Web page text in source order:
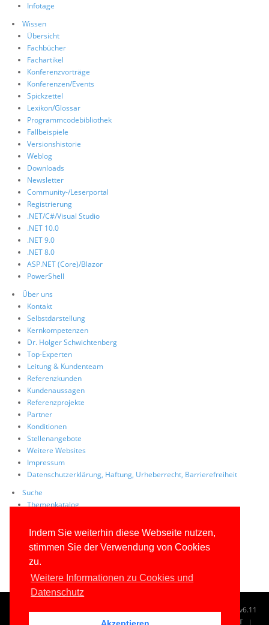
Indem Sie weiterhin diese Webseite nutzen,
stimmen Sie der Verwendung von Cookies
zu.
Weitere Informationen zu Cookies und
Datenschutz
Infotage
Wissen
Übersicht
Fachbücher
Fachartikel
Konferenzvorträge
Konferenzen/Events
Spickzettel
Lexikon/Glossar
Programmcodebibliothek
Fallbeispiele
Versionshistorie
Weblog
Downloads
Newsletter
Community-/Leserportal
Registrierung
.NET/C#/Visual Studio
.NET 10.0
.NET 9.0
.NET 8.0
ASP.NET (Core)/Blazor
PowerShell
Über uns
Kontakt
Selbstdarstellung
Kernkompetenzen
Dr. Holger Schwichtenberg
Top-Experten
Leitung & Kundenteam
Referenzkunden
Kundenaussagen
Referenzprojekte
Partner
Konditionen
Stellenangebote
Weitere Websites
Impressum
Datenschutzerklärung, Haftung, Urheberrecht, Barrierefreiheit
Suche
Themenkatalog
Volltextsuche
FAQs
© 1996-2026www.IT-Visions.de-Dr. Holger Schwichtenberg v6.11
TAG CLOUD KONTAKT